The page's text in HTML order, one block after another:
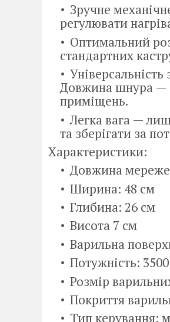
Зручне
регулювати
Оптимальний
стандартних
Довжина шнура —
приміщень.
Легка вага —
та зберігати за
Характеристики:
Довжина
Ширина: 48 см
Глибина: 26 см
Висота 7 см
Варильна
Потужність:
Розмір
Покриття
Тип керування: